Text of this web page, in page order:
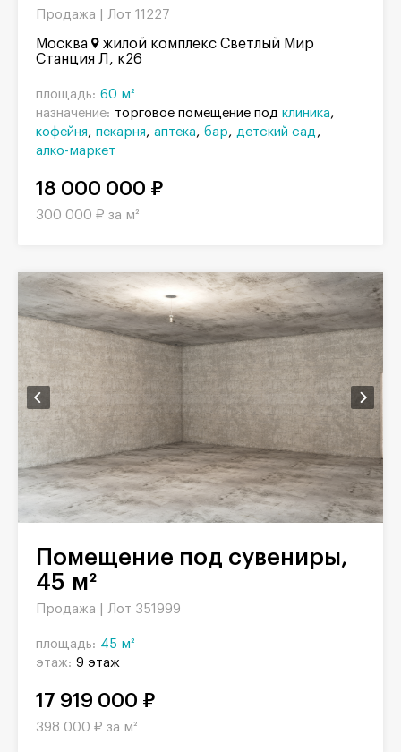
Продажа | Лот 11227
Москва
жилой комплекс Светлый Мир
Станция Л, к26
площадь: 60 м²
назначение: торговое помещение под клиника
кофейня
пекарня аптека бар
детский сад
алко-маркет
18 000 000 ₽
300 000 ₽ за м²
Помещение под сувениры,
45 м²
Продажа | Лот 351999
площадь: 45 м²
этаж: 9 этаж
17 919 000 ₽
398 000 ₽ за м²